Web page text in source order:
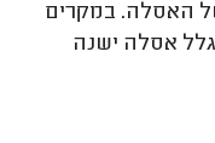
האסלה. במקרים
אסלה ישנה